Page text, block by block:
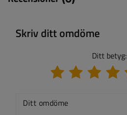
Skriv ditt omdöme
Ditt betyg:
Ditt omdöme